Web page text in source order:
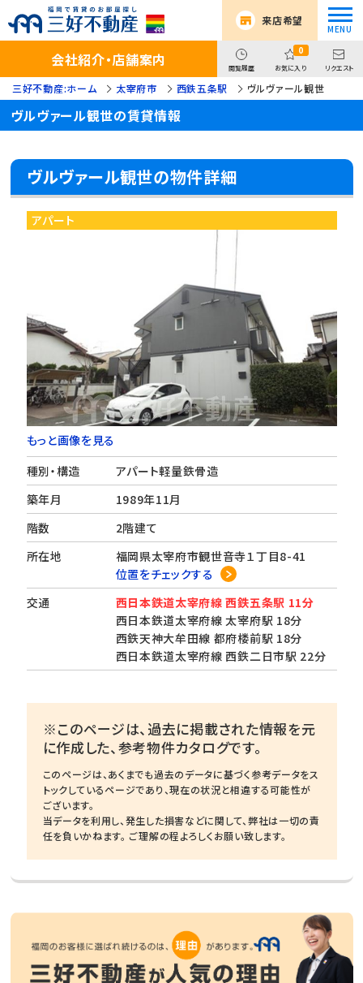
来店希望
会社紹介・店舗案内 閲覧履歴
0
お気に入り リクエスト
三好不動産:ホーム 太宰府市 西鉄五条駅 ヴルヴァール観世
ヴルヴァール観世の賃貸情報
ヴルヴァール観世の物件詳細
アパート
もっと画像を見る
種別・構造
アパート軽量鉄骨造
築年月
1989年11月
階数
2階建て
所在地
福岡県太宰府市観世音寺１丁目8-41
位置をチェックする
交通
西日本鉄道太宰府線 西鉄五条駅 11分
西日本鉄道太宰府線 太宰府駅 18分
西鉄天神大牟田線 都府楼前駅 18分
西日本鉄道太宰府線 西鉄二日市駅 22分
※このページは、過去に掲載された情報を元
に作成した、参考物件カタログです。
このページは、あくまでも過去のデータに基づく参考データをス
トックしているページであり、現在の状況と相違する可能性が
ございます。
当データを利用し、発生した損害などに関して、弊社は一切の責
任を負いかねます。 ご理解の程よろしくお願い致します。